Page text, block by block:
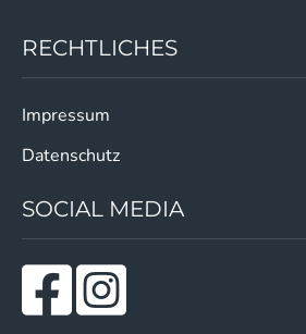
RECHTLICHES
Impressum
Datenschutz
SOCIAL MEDIA